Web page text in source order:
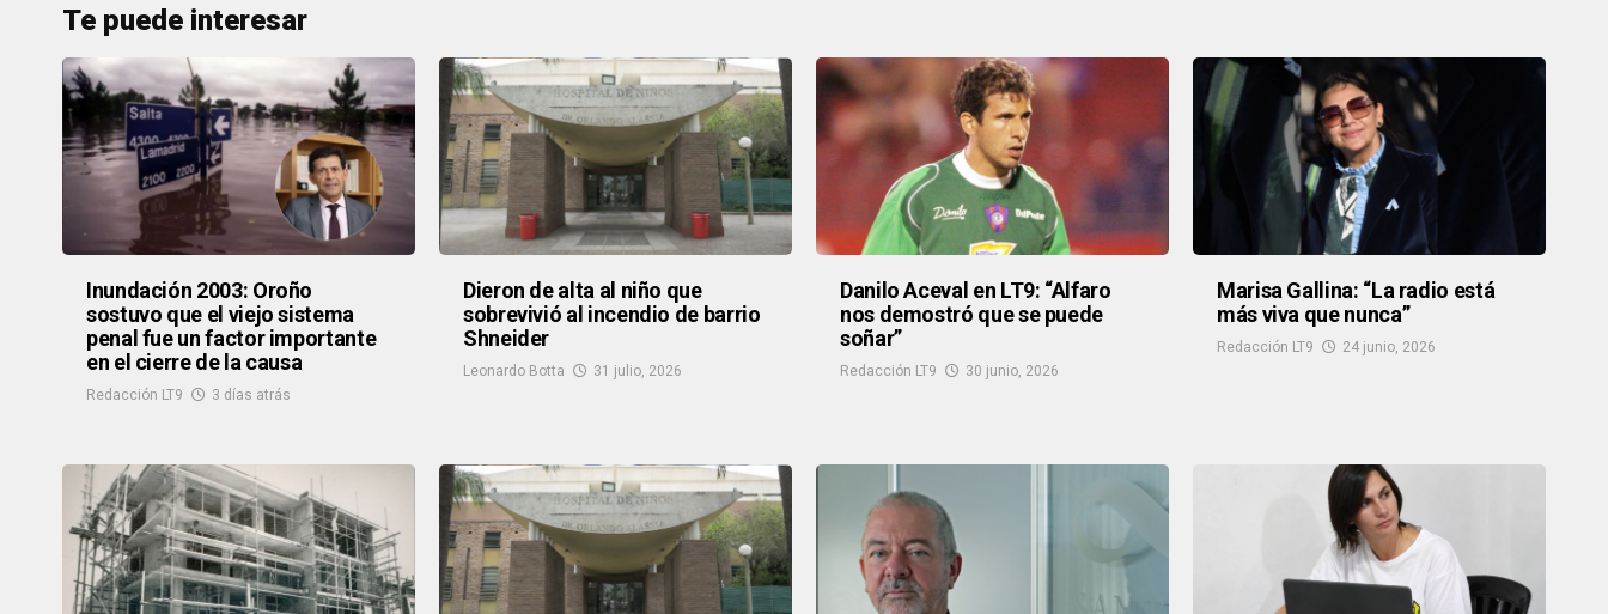
Te puede interesar
Inundación 2003: Oroño
sostuvo que el viejo sistema
penal fue un factor importante
en el cierre de la causa
Redacción LT9 3 días atrás
Dieron de alta al niño que
sobrevivió al incendio de barrio
Shneider
Leonardo Botta 31 julio, 2026
Danilo Aceval en LT9: “Alfaro
nos demostró que se puede
soñar”
Redacción LT9 30 junio, 2026
Marisa Gallina: “La radio está
más viva que nunca”
Redacción LT9 24 junio, 2026